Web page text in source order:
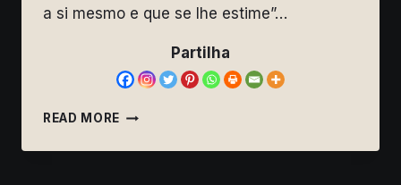
a si mesmo e que se lhe estime”…
Partilha
READ MORE SOBRE
(RELIGIOSAS)